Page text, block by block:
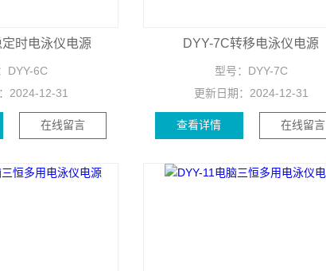
时电泳仪电源
DYY-6C
2024-12-31
在线留言
DYY-7C转移电泳仪电源
型号： DYY-7C
更新日期： 2024-12-31
查看详情 在线留言